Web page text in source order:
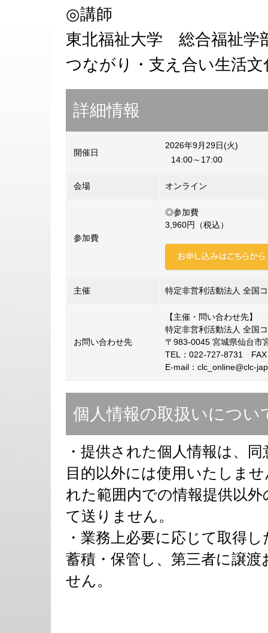
◎講師
東北福祉大学 総合福祉
つながり・支え合い生活
詳細情報
開催日
2026年9月29日(火)
14:00～17:00
会場 オンライン
参加費
◎参加費
3,960円（税込）
主催 特定非営利活動法人 全国
お問い合わせ先
【主催・問い合わせ先】
特定非営利活動法人 全国
〒983-0045 宮城県仙台市
TEL：022-727-8731 FAX
E-mail：clc_online@clc-
個人情報の取扱いについ
・提供された個人情報は、
目的以外には使用いたしま
れた範囲内での情報提供以
て送りません。
・業務上必要に応じて取得
蓄積・保管し、第三者に譲
せん。